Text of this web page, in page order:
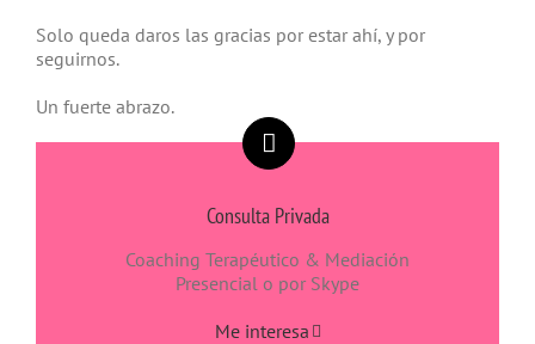
Solo queda daros las gracias por estar ahí, y por
seguirnos.
Un fuerte abrazo.
Consulta Privada
Coaching Terapéutico & Mediación
Presencial o por Skype
Me interesa